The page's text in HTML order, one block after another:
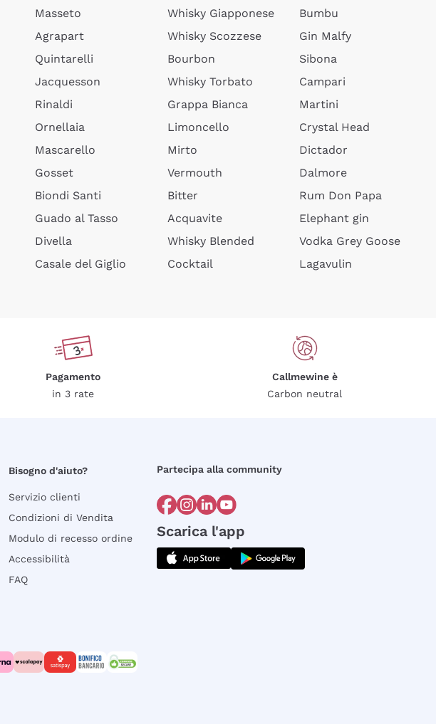
Masseto
Agrapart
Quintarelli
Jacquesson
Rinaldi
Ornellaia
Mascarello
Gosset
Biondi Santi
Guado al Tasso
Divella
Casale del Giglio
Whisky Giapponese
Whisky Scozzese
Bourbon
Whisky Torbato
Grappa Bianca
Limoncello
Mirto
Vermouth
Bitter
Acquavite
Whisky Blended
Cocktail
Bumbu
Gin Malfy
Sibona
Campari
Martini
Crystal Head
Dictador
Dalmore
Rum Don Papa
Elephant gin
Vodka Grey Goose
Lagavulin
Pagamento
in 3 rate
Callmewine è
Carbon neutral
Bisogno d'aiuto?
Servizio clienti
Condizioni di Vendita
Modulo di recesso ordine
Accessibilità
FAQ
Partecipa alla community
Scarica l'app